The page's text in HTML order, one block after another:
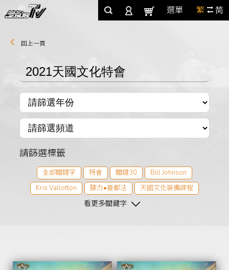
選單 繁 简
回上一頁
請篩選標籤
全部關鍵字 特會 關鍵30
Bill Johnson
Kris Vallotton
腓力•曼都法
天國文化裝備課程
2021天國文化特會
Eric B. Johnson
2023超自然家庭研習會
Seth Dahl
黃國倫
看更多關鍵字